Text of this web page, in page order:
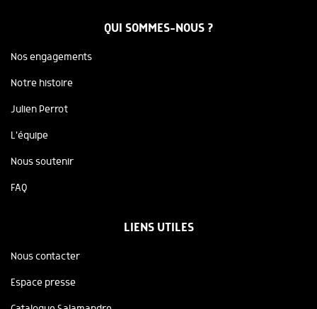
QUI SOMMES-NOUS ?
Nos engagements
Notre histoire
Julien Perrot
L'équipe
Nous soutenir
FAQ
LIENS UTILES
Nous contacter
Espace presse